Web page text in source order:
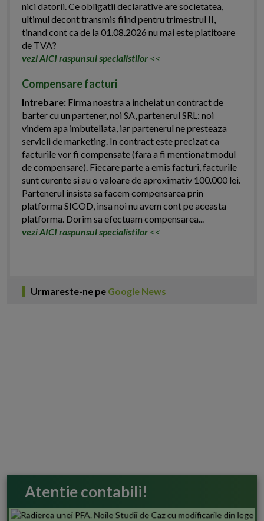
nici datorii. Ce obligatii declarative are societatea,
ultimul decont transmis fiind pentru trimestrul II,
tinand cont ca de la 01.08.2026 nu mai este platitoare
de TVA?
vezi AICI raspunsul specialistilor <<
Compensare facturi
Intrebare: Firma noastra a incheiat un contract de
barter cu un partener, noi SA, partenerul SRL: noi
vindem apa imbuteliata, iar partenerul ne presteaza
servicii de marketing. In contract este precizat ca
facturile vor fi compensate (fara a fi mentionat modul
de compensare). Fiecare parte a emis facturi, facturile
sunt curente si au o valoare de aproximativ 100.000 lei.
Partenerul insista sa facem compensarea prin
platforma SICOD, insa noi nu avem cont pe aceasta
platforma. Dorim sa efectuam compensarea...
vezi AICI raspunsul specialistilor <<
Urmareste-ne pe Google News
Atentie contabili!